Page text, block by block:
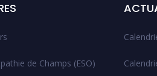
de Champs (ESO)